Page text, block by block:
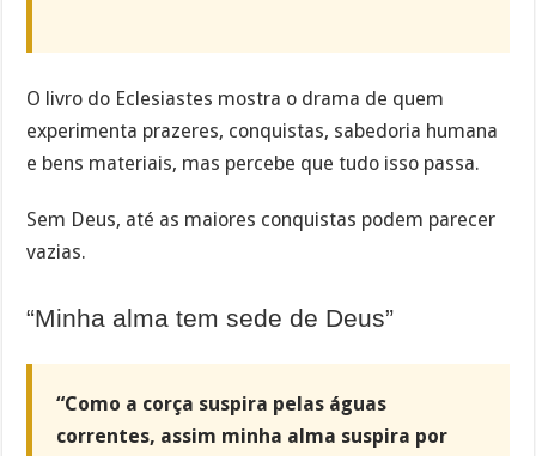
O livro do Eclesiastes mostra o drama de quem
experimenta prazeres, conquistas, sabedoria humana
e bens materiais, mas percebe que tudo isso passa.
Sem Deus, até as maiores conquistas podem parecer
vazias.
“Minha alma tem sede de Deus”
“Como a corça suspira pelas águas
correntes, assim minha alma suspira por